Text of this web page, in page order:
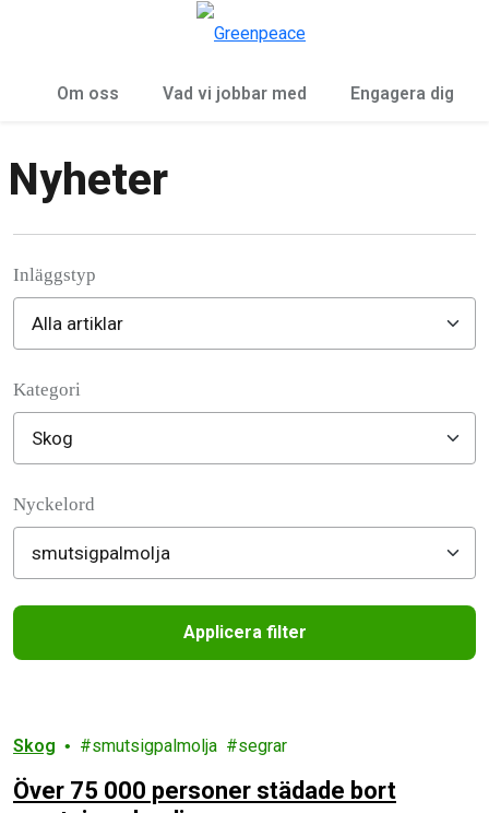
Om oss Vad vi jobbar med Engagera dig
Nyheter
Inläggstyp
Kategori
Nyckelord
Applicera filter
Skog smutsigpalmolja segrar
Över 75 000 personer städade bort